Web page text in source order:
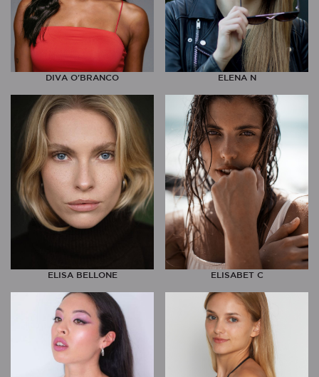
DIVA O'BRANCO ELENA N
ELISA BELLONE ELISABET C